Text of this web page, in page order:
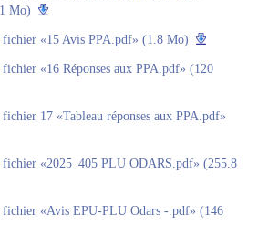
Mo)
fichier «15 Avis PPA.pdf» (1.8 Mo)
«16 Réponses aux PPA.pdf» (120
17 «Tableau réponses aux PPA.pdf»
fichier «2025_405 PLU ODARS.pdf» (255.8
fichier «Avis EPU-PLU Odars -.pdf» (146